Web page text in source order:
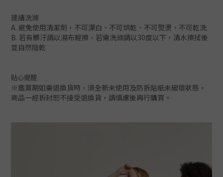
建議洗滌
A. 避免使用清潔劑，不可漂白、不可烘乾、不可熨燙、不可乾洗
B. 若有髒汙請以濕布輕擦，若需洗滌請以30度以下，清水擦拭後
並自然陰乾
貼心提醒
※鑑賞期如需退換貨時，須全新未使用及防拆貼紙未破壞狀態，
商品一經拆封恕不接受退換貨，請慎慮後再行購買。